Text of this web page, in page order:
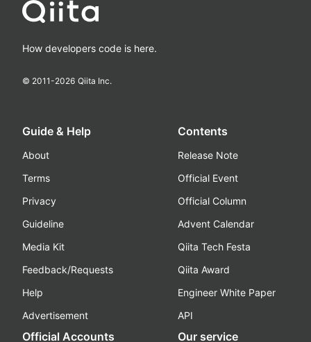
How developers code is here.
© 2011-2026 Qiita Inc.
Guide & Help
About
Terms
Privacy
Guideline
Media Kit
Feedback/Requests
Help
Advertisement
Contents
Release Note
Official Event
Official Column
Advent Calendar
Qiita Tech Festa
Qiita Award
Engineer White Paper
API
Official Accounts Our service